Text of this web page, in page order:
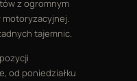
z ogromnym
motoryzacyjnej.
tajemnic.
od poniedziałku